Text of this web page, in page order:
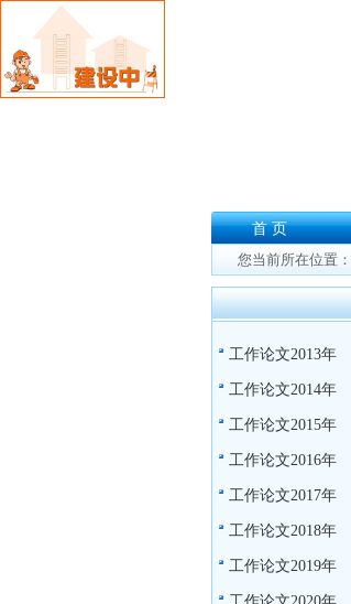
首 页
您当前所在位置：
工作论文2013年
工作论文2014年
工作论文2015年
工作论文2016年
工作论文2017年
工作论文2018年
工作论文2019年